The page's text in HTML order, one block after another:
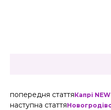
попередня статтяКапрі
наступна стаття